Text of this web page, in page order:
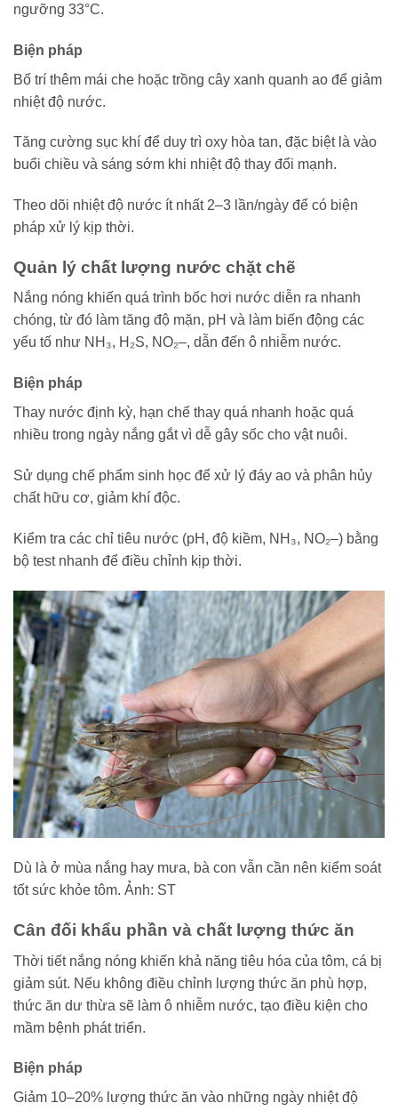
ngưỡng 33°C.
Biện pháp
Bố trí thêm mái che hoặc trồng cây xanh quanh ao để giảm
nhiệt độ nước.
Tăng cường sục khí để duy trì oxy hòa tan, đặc biệt là vào
buổi chiều và sáng sớm khi nhiệt độ thay đổi mạnh.
Theo dõi nhiệt độ nước ít nhất 2–3 lần/ngày để có biện
pháp xử lý kịp thời.
Quản lý chất lượng nước chặt chẽ
Nắng nóng khiến quá trình bốc hơi nước diễn ra nhanh
chóng, từ đó làm tăng độ mặn, pH và làm biến động các
yếu tố như NH₃, H₂S, NO₂–, dẫn đến ô nhiễm nước.
Biện pháp
Thay nước định kỳ, hạn chế thay quá nhanh hoặc quá
nhiều trong ngày nắng gắt vì dễ gây sốc cho vật nuôi.
Sử dụng chế phẩm sinh học để xử lý đáy ao và phân hủy
chất hữu cơ, giảm khí độc.
Kiểm tra các chỉ tiêu nước (pH, độ kiềm, NH₃, NO₂–) bằng
bộ test nhanh để điều chỉnh kịp thời.
Dù là ở mùa nắng hay mưa, bà con vẫn cần nên kiểm soát
tốt sức khỏe tôm. Ảnh: ST
Cân đối khẩu phần và chất lượng thức ăn
Thời tiết nắng nóng khiến khả năng tiêu hóa của tôm, cá bị
giảm sút. Nếu không điều chỉnh lượng thức ăn phù hợp,
thức ăn dư thừa sẽ làm ô nhiễm nước, tạo điều kiện cho
mầm bệnh phát triển.
Biện pháp
Giảm 10–20% lượng thức ăn vào những ngày nhiệt độ